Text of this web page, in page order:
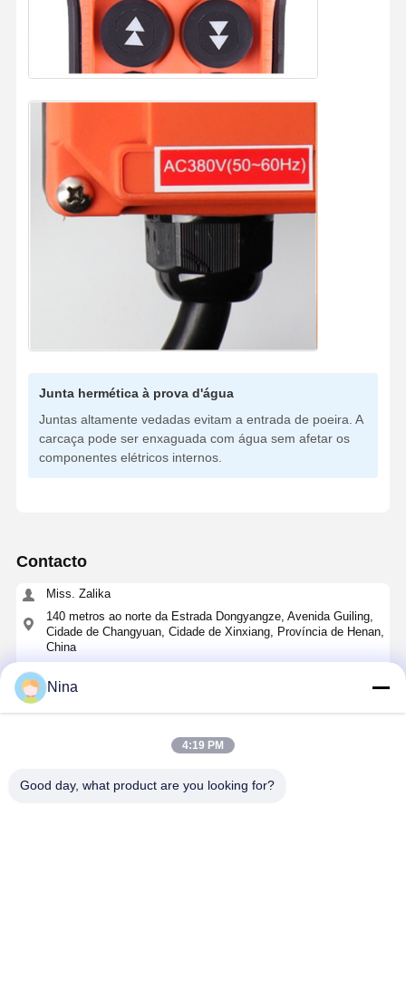
Junta hermética à prova d'água
Juntas altamente vedadas evitam a entrada de poeira. A
carcaça pode ser enxaguada com água sem afetar os
componentes elétricos internos.
Contacto
Miss. Zalika
140 metros ao norte da Estrada Dongyangze, Avenida Guiling,
Cidade de Changyuan, Cidade de Xinxiang, Província de Henan,
China
Converse agora
Obter O Melhor Preço Para
Nina
4:19 PM
Good day, what product are you looking for?